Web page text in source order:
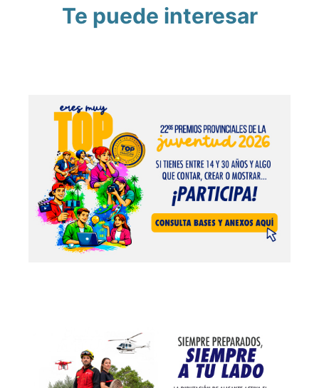
Te puede interesar